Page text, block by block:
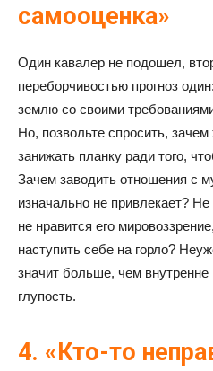
самооценка»
Один кавалер не подошел,
переборчивостью прогноз
землю со своими
Но, позвольте спросить,
занижать планку ради того,
Зачем заводить отношения с
изначально не привлекает?
не нравится его
наступить себе на горло?
значит больше, чем
глупость.
4. «Кто-то